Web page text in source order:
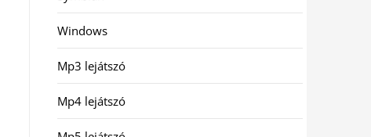
Windows
Mp3 lejátszó
Mp4 lejátszó